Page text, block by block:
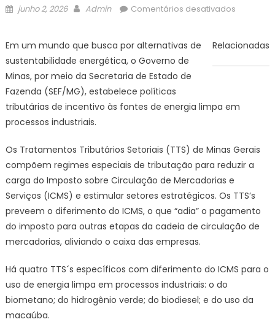
Posted
junho 2, 2026 Author
Admin Comentários desativadosem
Gerais
|
do
Minas
incentiva
verde
Relacionadas
Em um mundo que busca por alternativas de
sustentabilidade energética, o Governo de
Minas, por meio da Secretaria de Estado de
Fazenda (SEF/MG), estabelece políticas
tributárias de incentivo às fontes de energia limpa em
processos industriais.
Os Tratamentos Tributários Setoriais (TTS) de Minas Gerais
compõem regimes especiais de tributação para reduzir a
carga do Imposto sobre Circulação de Mercadorias e
Serviços (ICMS) e estimular setores estratégicos. Os TTS’s
preveem o diferimento do ICMS, o que “adia” o pagamento
do imposto para outras etapas da cadeia de circulação de
mercadorias, aliviando o caixa das empresas.
Há quatro TTS´s específicos com diferimento do ICMS para o
uso de energia limpa em processos industriais: o do
biometano; do hidrogênio verde; do biodiesel; e do uso da
macaúba.